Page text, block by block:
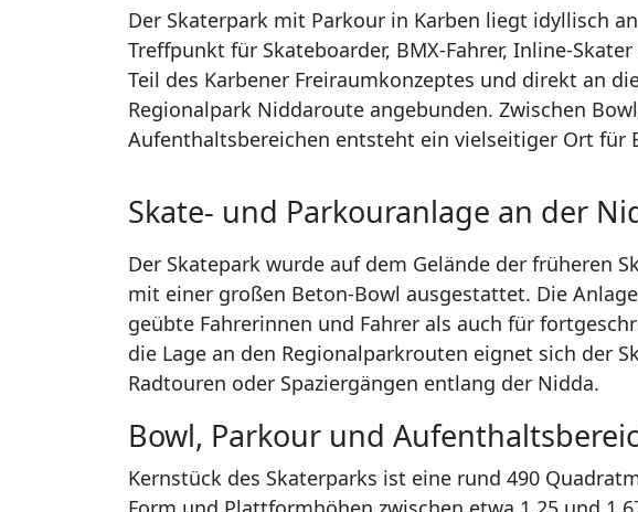
Der Skaterpark mit Parkour in Karben liegt idyllisch
Treffpunkt für Skateboarder, BMX-Fahrer, Inline-
Teil des Karbener Freiraumkonzeptes und direkt an
Regionalpark Niddaroute angebunden. Zwischen
Aufenthaltsbereichen entsteht ein vielseitiger Ort für
Skate- und Parkouranlage an der
Der Skatepark wurde auf dem Gelände der früheren
mit einer großen Beton-Bowl ausgestattet. Die
geübte Fahrerinnen und Fahrer als auch für
die Lage an den Regionalparkrouten eignet sich der
Radtouren oder Spaziergängen entlang der Nidda.
Bowl, Parkour und
Kernstück des Skaterparks ist eine rund 490